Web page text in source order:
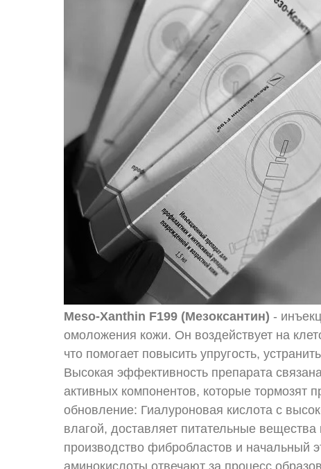
Meso-Xanthin F199 (Мезоксантин) -
омоложения кожи. Он воздействует на
что помогает повысить упругость,
Высокая эффективность препарата
активных компонентов, которые тормозят
обновление: Гиалуроновая кислота с
влагой, доставляет питательные вещества
производство фибробластов и начальный
аминокислоты отвечают за процесс